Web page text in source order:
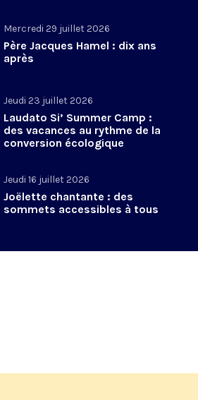
Mercredi 29 juillet 2026
Père Jacques Hamel : dix ans
après
Jeudi 23 juillet 2026
Laudato Si’ Summer Camp :
des vacances au rythme de la
conversion écologique
Jeudi 16 juillet 2026
Joëlette chantante : des
sommets accessibles à tous